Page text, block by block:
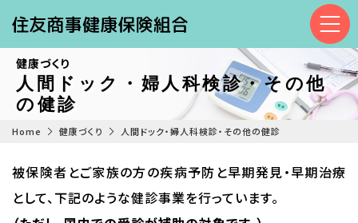
健康づくり
人間ドック・婦人科検診・その他
の健診
Home 健康づくり 人間ドック・婦人科検診・その他の健診
被保険者とご家族の方の疾病予防と早期発見・早期治療
として、下記のような健診事業を行っています。